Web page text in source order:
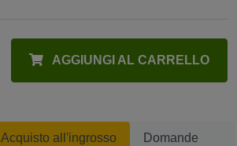
AGGIUNGI AL CARRELLO
Acquisto all'ingrosso Domande